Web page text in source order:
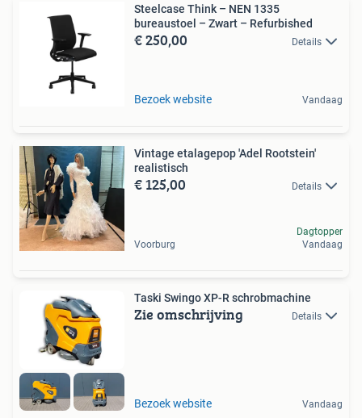
Steelcase Think – NEN 1335
bureaustoel – Zwart – Refurbished
€ 250,00 Details
Bezoek website Vandaag
Vintage etalagepop 'Adel Rootstein'
realistisch
€ 125,00 Details
Voorburg
Dagtopper
Vandaag
Taski Swingo XP-R schrobmachine
Zie omschrijving Details
Bezoek website Vandaag